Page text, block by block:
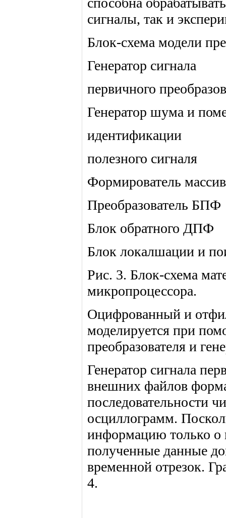
сигналы, так и
Блок-схема модели
Генератор сигнала
первичного
Генератор шума и
идентификации
полезного сигналя
Формирователь
Преобразователь БПФ
Блок обратного ДПФ
Блок локалшации и
Рис. 3. Блок-схема
микропроцессора.
Оцифрованный и
моделируется при
преобразователя и
Генератор сигнала
внешних файлов
последовательности
осциллограмм.
информацию только о
полученные данные
временной отрезок.
4.